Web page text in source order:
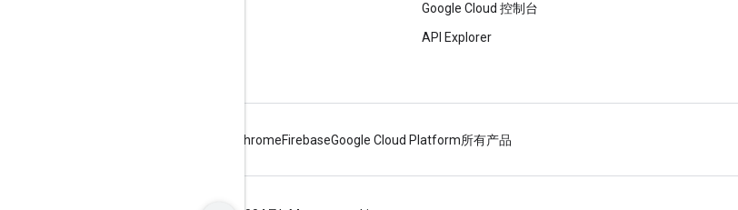
Google Cloud 控制台
API Explorer
ChromeFirebaseGoogle Cloud Platform所有产品